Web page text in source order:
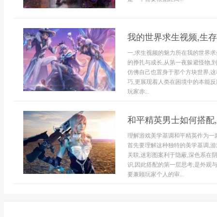
我的世界求生视频,生
一,求生视频的魅力所在我的世界
的挣扎与成长,从第一夜躲避怪物,
仿佛自己也置身于那个方块世界,
巧,更展现着人类在困境中的本能
玩家赤...
和平精英男士如何搭
理解游戏美学基调和平精英作为
首先要理解这种独特的美学基调,
关联,迷彩图案利于隐蔽,深色系在
识,因此搭配的第一层思考,是外观
要兼顾玩家个人的审...